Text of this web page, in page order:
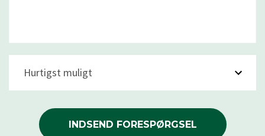
Hurtigst muligt
INDSEND FORESPØRGSEL